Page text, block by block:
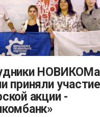
приняли
акции -